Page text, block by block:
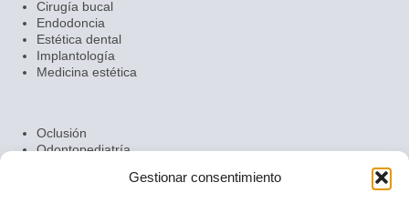
Gestionar consentimiento
Cirugía bucal
Endodoncia
Estética dental
Implantología
Medicina estética
Oclusión
Odontopediatría
Prótesis dentales